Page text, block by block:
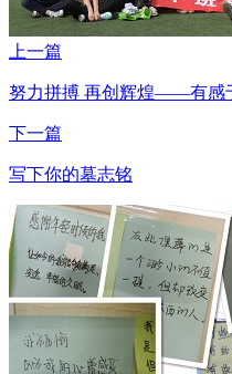
上一篇
努力拼搏 再创辉煌——有感
下一篇
写下你的墓志铭